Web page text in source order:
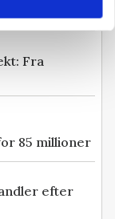
Fra
85 millioner
efter